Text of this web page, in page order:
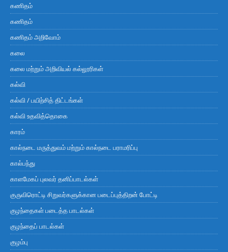
கணிதம்
கணிதம்
கணிதம் அறிவோம்
கலை
கலை மற்றும் அறிவியல் கல்லூரிகள்
கல்வி
கல்வி / பயிற்சித் திட்டங்கள்
கல்வி உதவித்தொகை
காரம்
கால்நடை மருத்துவம் மற்றும் கால்நடை பராமரிப்பு
கால்பந்து
காளமேகப் புலவர் தனிப்பாடல்கள்
குருவிரொட்டி சிறுவர்களுக்கான படைப்புத்திறன் போட்டி
குழந்தைகள் படைத்த பாடல்கள்
குழந்தைப் பாடல்கள்
குழம்பு